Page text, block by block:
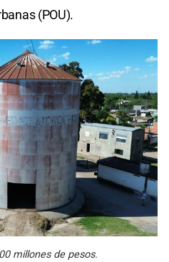
(POU).
millones de pesos.